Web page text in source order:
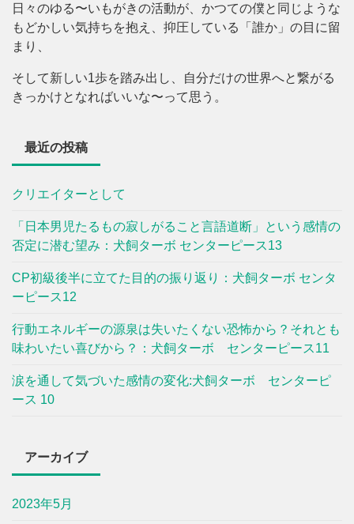
日々のゆる〜いもがきの活動が、かつての僕と同じような
もどかしい気持ちを抱え、抑圧している「誰か」の目に留
まり、
そして新しい1歩を踏み出し、自分だけの世界へと繋がる
きっかけとなればいいな〜って思う。
最近の投稿
クリエイターとして
「日本男児たるもの寂しがること言語道断」という感情の
否定に潜む望み：犬飼ターボ センターピース13
CP初級後半に立てた目的の振り返り：犬飼ターボ センタ
ーピース12
行動エネルギーの源泉は失いたくない恐怖から？それとも
味わいたい喜びから？：犬飼ターボ センターピース11
涙を通して気づいた感情の変化:犬飼ターボ センターピ
ース 10
アーカイブ
2023年5月